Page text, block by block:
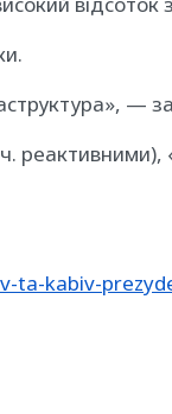
—
реактивними),
ta-kabiv-